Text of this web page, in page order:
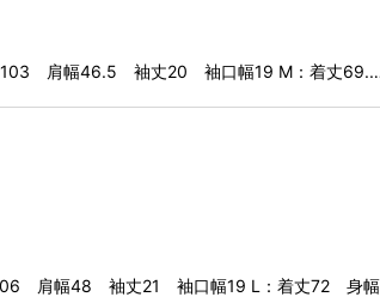
103 肩幅46.5 袖丈20 袖口幅19 M：着丈
106 肩幅48 袖丈21 袖口幅19 L：着丈72 身